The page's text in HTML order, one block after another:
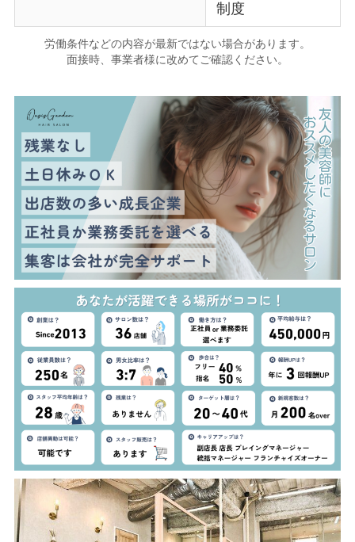
制度
労働条件などの内容が最新ではない場合があります。
面接時、事業者様に改めてご確認ください。